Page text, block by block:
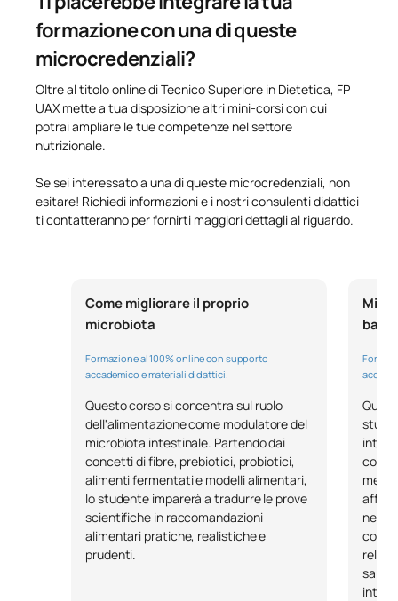
disponibili e le alternative più adatte alla tua situazione
personale.
formazione con una di queste
microcredenziali?
Oltre al titolo online di Tecnico Superiore in Dietetica, FP
UAX mette a tua disposizione altri mini-corsi con cui
potrai ampliare le tue competenze nel settore
nutrizionale.
Se sei interessato a una di queste microcredenziali, non
esitare! Richiedi informazioni e i nostri consulenti didattici
ti contatteranno per fornirti maggiori dettagli al riguardo.
Come migliorare il proprio
microbiota
Formazione al 100% online con supporto
accademico e materiali didattici.
Questo corso si concentra sul ruolo
dell'alimentazione come modulatore del
microbiota intestinale. Partendo dai
concetti di fibre, prebiotici, probiotici,
alimenti fermentati e modelli alimentari,
lo studente imparerà a tradurre le prove
scientifiche in raccomandazioni
alimentari pratiche, realistiche e
prudenti.
base